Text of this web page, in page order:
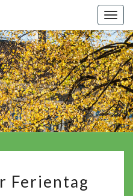
Ferientag
Ferientag